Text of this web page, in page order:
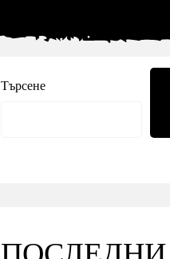
Търсене